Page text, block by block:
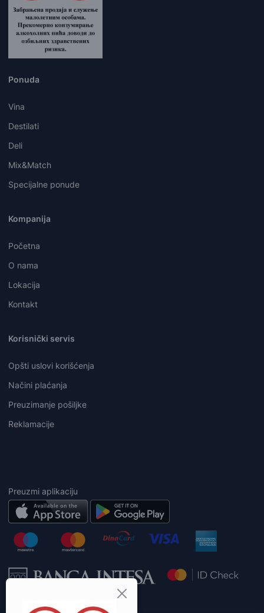
Ponuda
Vina
Destilati
Deli
Mix&Match
Specijalne ponude
Kompanija
Početna
O nama
Lokacija
Kontakt
Korisnički servis
Opšti uslovi korišćenja
Načini plaćanja
Preuzimanje pošiljke
Reklamacije
Preuzmi aplikaciju